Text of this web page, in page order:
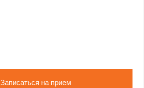
Записаться на прием